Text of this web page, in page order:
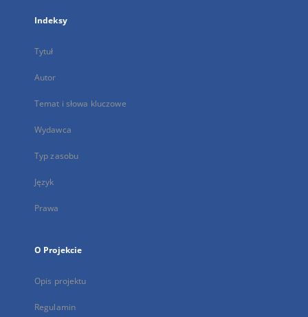
Indeksy
Tytuł
Autor
Temat i słowa kluczowe
Wydawca
Typ zasobu
Język
Prawa
O Projekcie
Opis projektu
Regulamin